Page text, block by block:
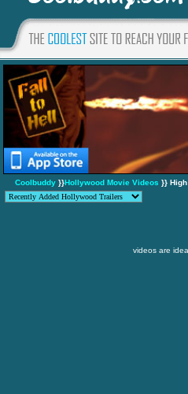
Coolbuddy }}Hollywood Movie Videos }}
videos are